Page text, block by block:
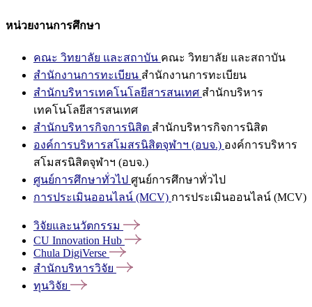
หน่วยงานการศึกษา
คณะ วิทยาลัย และสถาบัน คณะ วิทยาลัย และสถาบัน
สำนักงานการทะเบียน สำนักงานการทะเบียน
สำนักบริหารเทคโนโลยีสารสนเทศ สำนักบริหาร
เทคโนโลยีสารสนเทศ
สำนักบริหารกิจการนิสิต สำนักบริหารกิจการนิสิต
องค์การบริหารสโมสรนิสิตจุฬาฯ (อบจ.) องค์การบริหาร
สโมสรนิสิตจุฬาฯ (อบจ.)
ศูนย์การศึกษาทั่วไป ศูนย์การศึกษาทั่วไป
การประเมินออนไลน์ (MCV) การประเมินออนไลน์ (MCV)
วิจัยและนวัตกรรม
CU Innovation Hub
Chula DigiVerse
สำนักบริหารวิจัย
ทุนวิจัย